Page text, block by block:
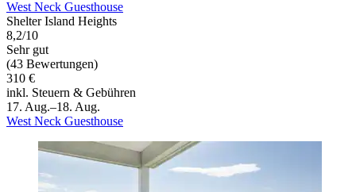
West Neck Guesthouse
Shelter Island Heights
8,2/10
Sehr gut
(43 Bewertungen)
310 €
inkl. Steuern & Gebühren
17. Aug.–18. Aug.
West Neck Guesthouse